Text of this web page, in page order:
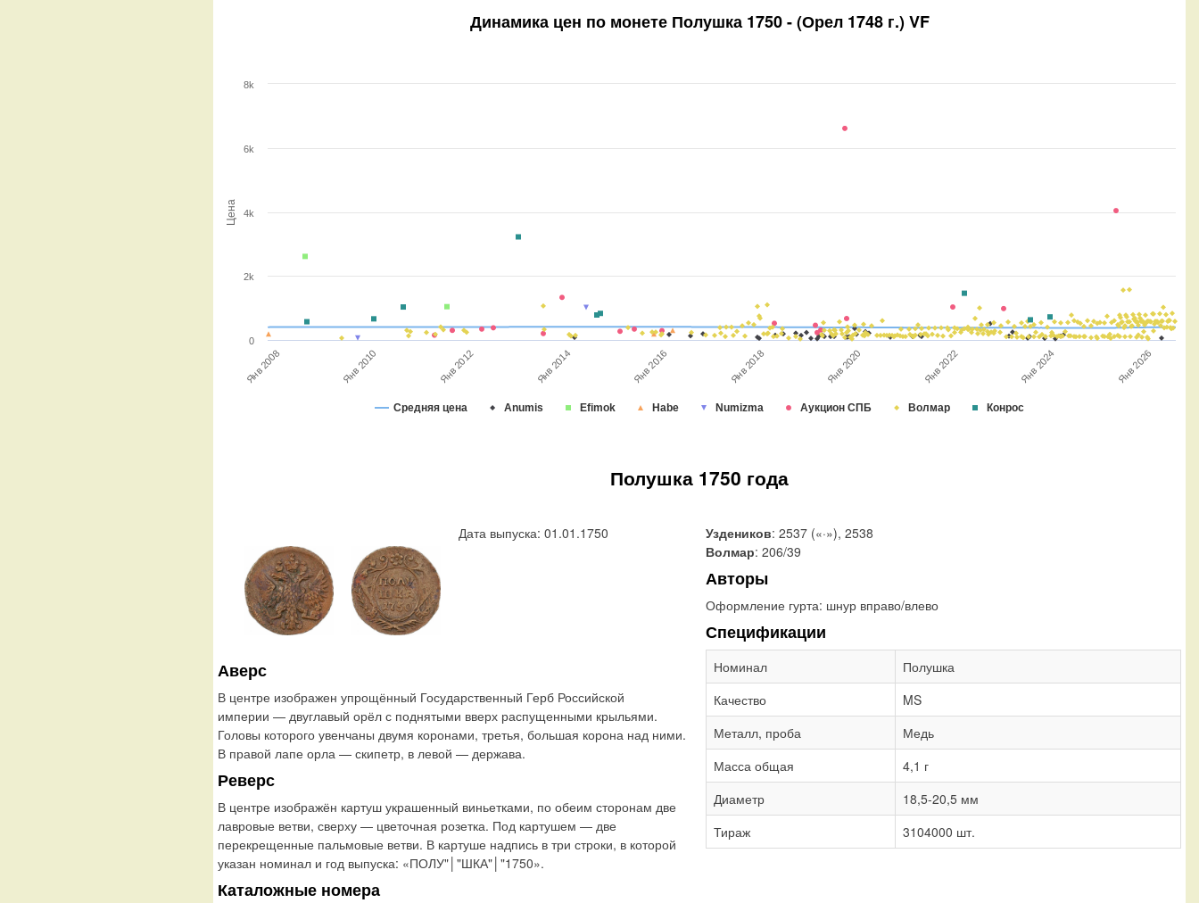
Динамика цен по монете Полушка 1750 - (Орел 1748 г.) VF
Цена
Средняя цена Anumis Efimok Habe Numizma Аукцион СПБ Волмар Конрос
Янв 2008 Янв 2010 Янв 2012 Янв 2014 Янв 2016 Янв 2018 Янв 2020 Янв 2022 Янв 2024 Янв 2026
0
2k
4k
6k
8k
Полушка 1750 года
Дата выпуска: 01.01.1750
Аверс
В центре изображен упрощённый Государственный Герб Российской
империи — двуглавый орёл с поднятыми вверх распущенными крыльями.
Головы которого увенчаны двумя коронами, третья, большая корона над ними.
В правой лапе орла — скипетр, в левой — держава.
Реверс
В центре изображён картуш украшенный виньетками, по обеим сторонам две
лавровые ветви, сверху — цветочная розетка. Под картушем — две
перекрещенные пальмовые ветви. В картуше надпись в три строки, в которой
указан номинал и год выпуска: «ПОЛУ"│"ШКА"│"1750».
Каталожные номера
Уздеников: 2537 («·»), 2538
Волмар: 206/39
Авторы
Оформление гурта: шнур вправо/влево
Спецификации
Номинал
Полушка
Качество
MS
Металл, проба
Медь
Масса общая
4,1 г
Диаметр
18,5-20,5 мм
Тираж
3104000 шт.